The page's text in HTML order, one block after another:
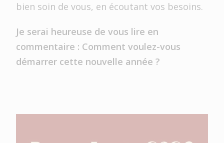
bien soin de vous, en écoutant vos besoins.
Je serai heureuse de vous lire en
commentaire : Comment voulez-vous
démarrer cette nouvelle année ?